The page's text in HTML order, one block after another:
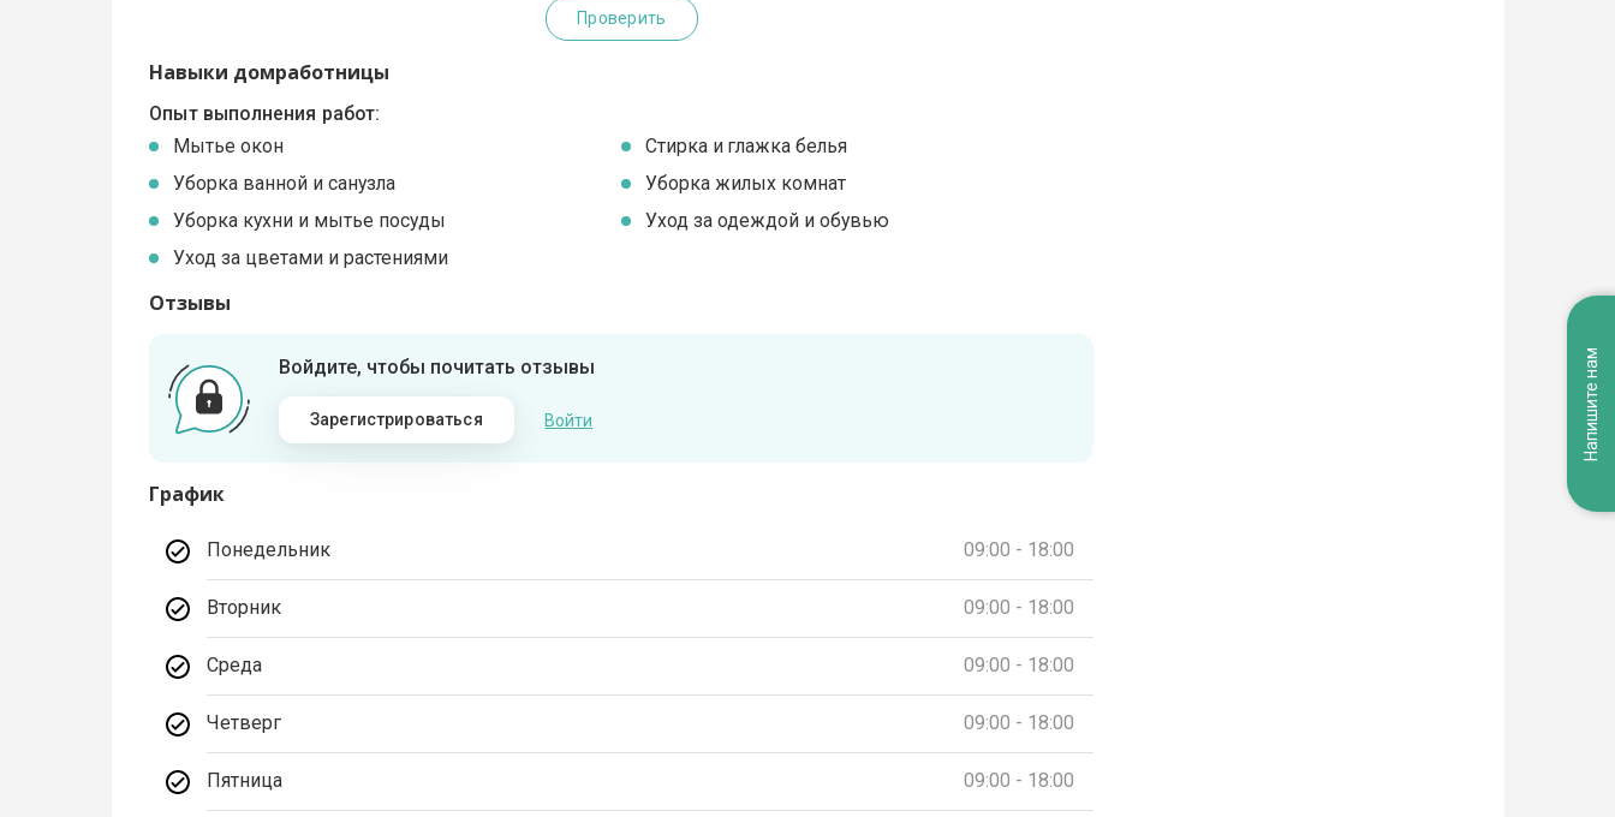
Проверить
Навыки домработницы
Опыт выполнения работ:
Мытье окон
Стирка и глажка белья
Уборка ванной и санузла
Уборка жилых комнат
Уборка кухни и мытье посуды
Уход за одеждой и обувью
Уход за цветами и растениями
Отзывы
Войдите, чтобы почитать отзывы
Зарегистрироваться Войти
График
Понедельник 09:00 - 18:00
Вторник 09:00 - 18:00
Среда 09:00 - 18:00
Четверг 09:00 - 18:00
Пятница 09:00 - 18:00
Напишите нам